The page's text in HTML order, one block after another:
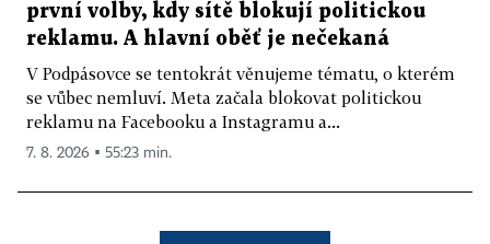
první volby, kdy sítě blokují politickou
reklamu. A hlavní oběť je nečekaná
V Podpásovce se tentokrát věnujeme tématu, o kterém
se vůbec nemluví. Meta začala blokovat politickou
reklamu na Facebooku a Instagramu a...
7. 8. 2026 ▪ 55:23 min.